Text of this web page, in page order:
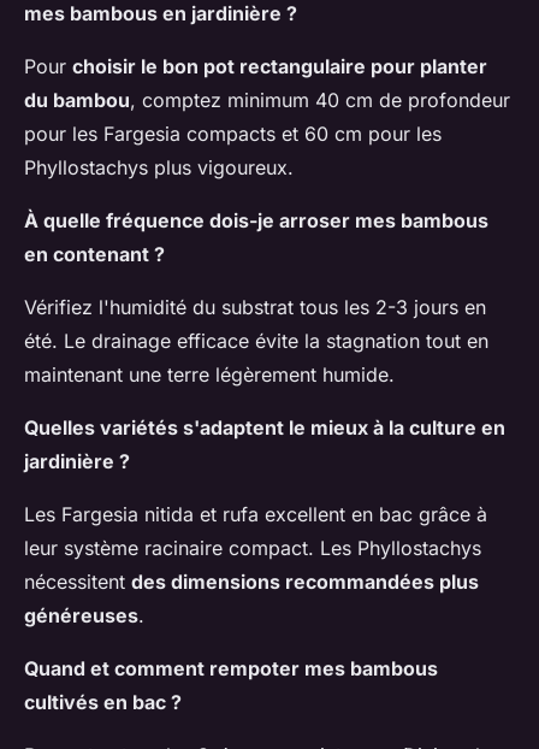
mes bambous en jardinière ?
Pour choisir le bon pot rectangulaire pour planter
du bambou, comptez minimum 40 cm de profondeur
pour les Fargesia compacts et 60 cm pour les
Phyllostachys plus vigoureux.
À quelle fréquence dois-je arroser mes bambous
en contenant ?
Vérifiez l'humidité du substrat tous les 2-3 jours en
été. Le drainage efficace évite la stagnation tout en
maintenant une terre légèrement humide.
Quelles variétés s'adaptent le mieux à la culture en
jardinière ?
Les Fargesia nitida et rufa excellent en bac grâce à
leur système racinaire compact. Les Phyllostachys
nécessitent des dimensions recommandées plus
généreuses.
Quand et comment rempoter mes bambous
cultivés en bac ?